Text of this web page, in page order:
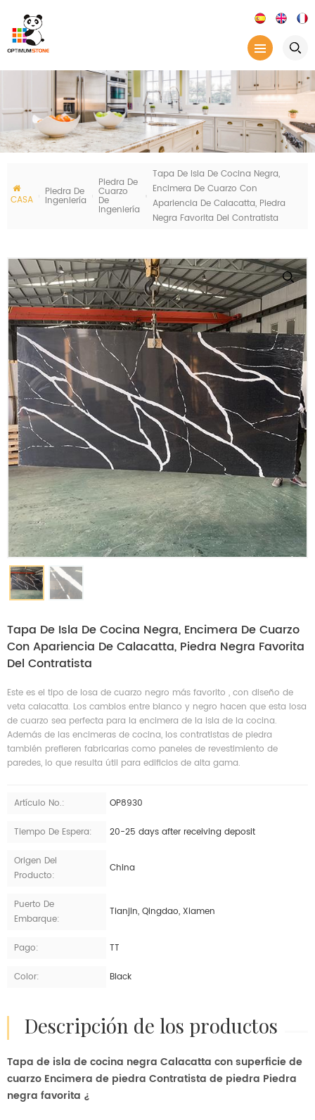
CASA
Piedra De
Ingeniería
Piedra De
Cuarzo
De
Ingeniería
Tapa De Isla De Cocina Negra,
Encimera De Cuarzo Con
Apariencia De Calacatta, Piedra
Negra Favorita Del Contratista
Tapa De Isla De Cocina Negra, Encimera De Cuarzo
Con Apariencia De Calacatta, Piedra Negra Favorita
Del Contratista
Este es el tipo de losa de cuarzo negro más favorito , con diseño de
veta calacatta. Los cambios entre blanco y negro hacen que esta losa
de cuarzo sea perfecta para la encimera de la isla de la cocina.
Además de las encimeras de cocina, los contratistas de piedra
también prefieren fabricarlas como paneles de revestimiento de
paredes, lo que resulta útil para edificios de alta gama.
Artículo No.: OP8930
Tiempo De Espera: 20-25 days after receiving deposit
Origen Del
Producto:
China
Puerto De
Embarque:
Tianjin, Qingdao, Xiamen
Pago: TT
Color: Black
descripción de los productos
Tapa de isla de cocina negra Calacatta con superficie de
cuarzo Encimera de piedra Contratista de piedra Piedra
negra favorita ¿